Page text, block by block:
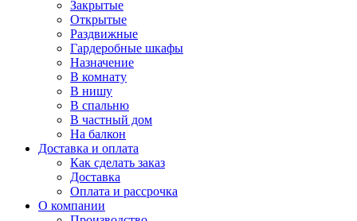
Закрытые
Открытые
Раздвижные
Гардеробные шкафы
Назначение
В комнату
В нишу
В спальню
В частный дом
На балкон
Доставка и оплата
Как сделать заказ
Доставка
Оплата и рассрочка
О компании